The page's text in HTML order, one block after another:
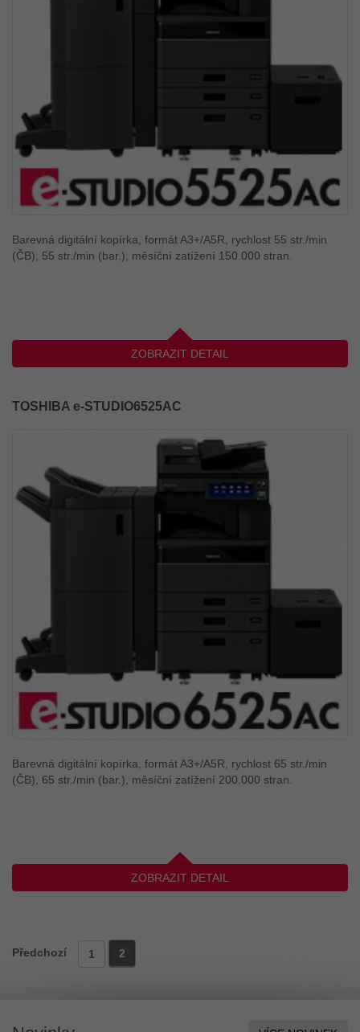
Barevná digitální kopírka, formát A3+/A5R, rychlost 55 str./min
(ČB), 55 str./min (bar.), měsíční zatížení 150.000 stran.
ZOBRAZIT DETAIL
TOSHIBA e-STUDIO6525AC
Barevná digitální kopírka, formát A3+/A5R, rychlost 65 str./min
(ČB), 65 str./min (bar.), měsíční zatížení 200.000 stran.
ZOBRAZIT DETAIL
Předchozí 1 2